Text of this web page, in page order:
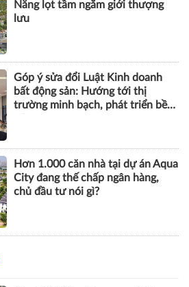
Nẵng lọt tầm ngắm giới thượng
lưu
Góp ý sửa đổi Luật Kinh doanh
bất động sản: Hướng tới thị
trường minh bạch, phát triển bền
Hơn 1.000 căn nhà tại dự án Aqua
City đang thế chấp ngân hàng,
chủ đầu tư nói gì?